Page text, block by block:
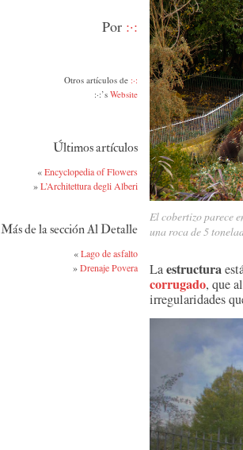
Por :·:
Otros artículos de :·:
:·:’s Website
Últimos artículos
«Encyclopedia of Flowers
»L’Architettura degli Alberi
Más de la sección Al Detalle
«Lago de asfalto
»Drenaje Povera
El cobertizo parece
una roca de 5
Laestructura
corrugado, que
irregularidades